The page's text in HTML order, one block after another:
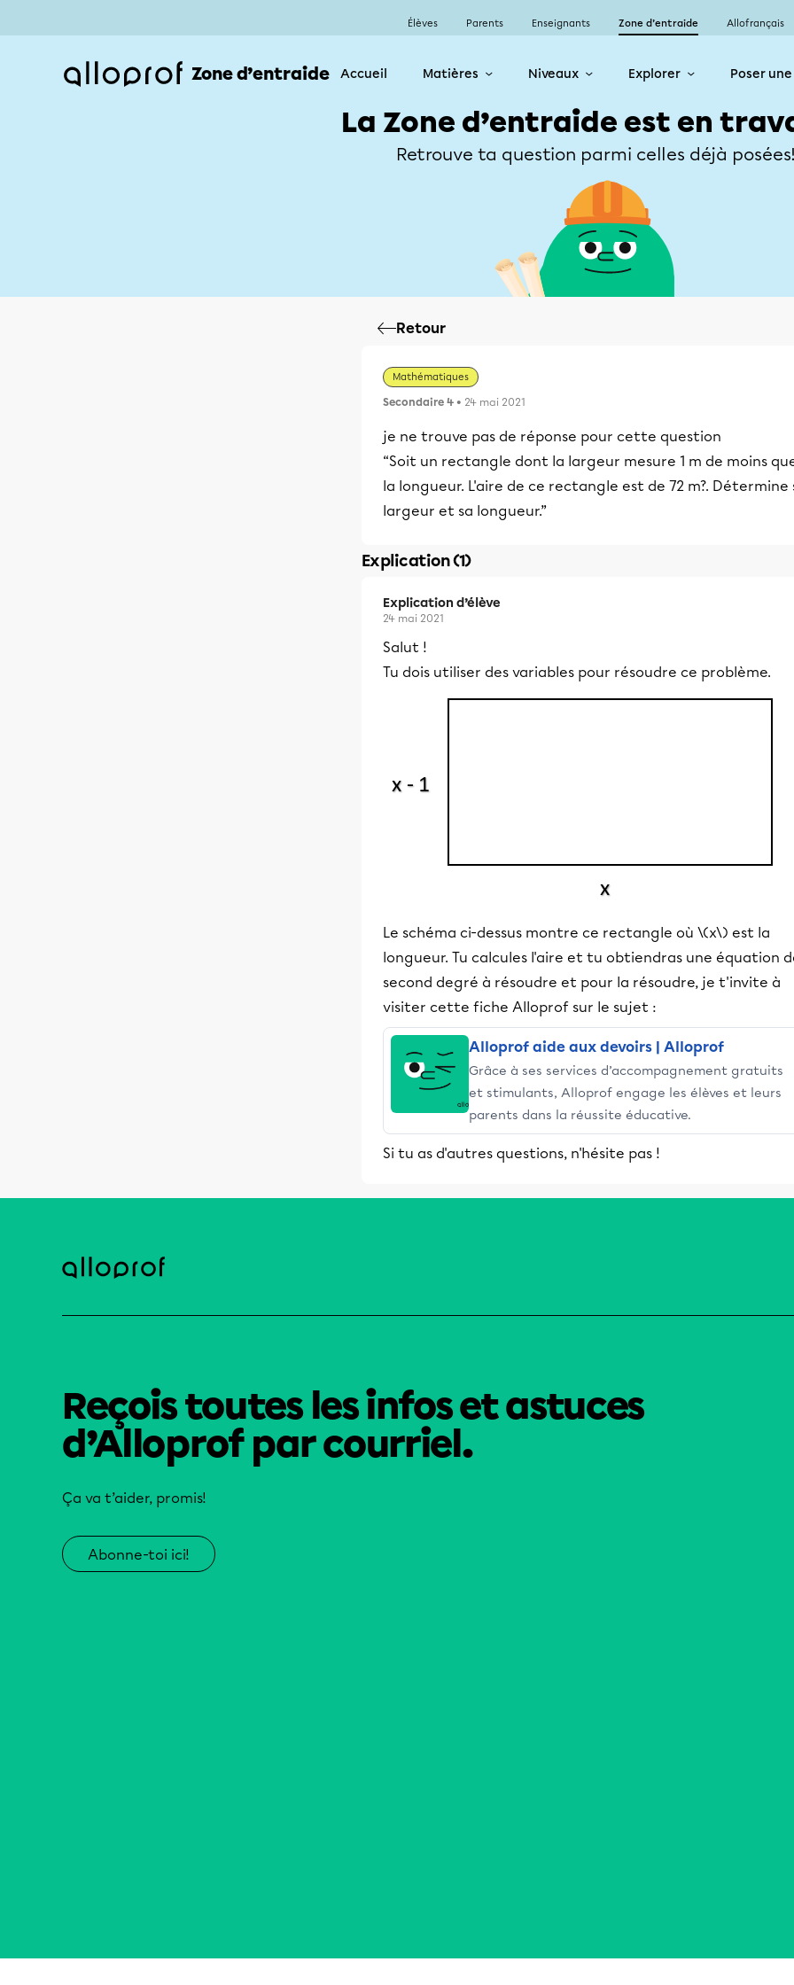
Élèves Parents Enseignants Zone d’entraide Allofrançais
Zone d’entraide Accueil Matières Niveaux Explorer Poser
La Zone d’entraide est en
Retrouve ta question parmi celles déjà
Retour
Mathématiques
Secondaire 4 • 24 mai 2021
je ne trouve pas de réponse pour cette question
“Soit un rectangle dont la largeur mesure 1 m de moins
la longueur. L'aire de ce rectangle est de 72 m?. Détermine
largeur et sa longueur.”
Explication (1)
Explication d’élève
24 mai 2021
Salut !
Tu dois utiliser des variables pour résoudre ce problème.
Le schéma ci-dessus montre ce rectangle où \(x\) est la
longueur. Tu calcules l'aire et tu obtiendras une équation
second degré à résoudre et pour la résoudre, je t'invite à
visiter cette fiche Alloprof sur le sujet :
Alloprof aide aux devoirs | Alloprof
Grâce à ses services d’accompagnement gratuits
et stimulants, Alloprof engage les élèves et leurs
parents dans la réussite éducative.
Si tu as d'autres questions, n'hésite pas !
Reçois toutes les infos et astuces
d’Alloprof par courriel.
Ça va t’aider, promis!
Abonne-toi ici!